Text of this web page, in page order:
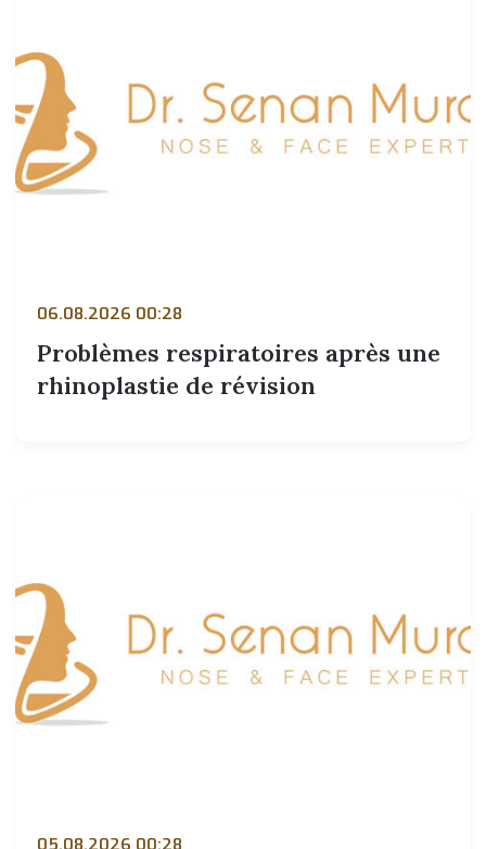
06.08.2026 00:28
Problèmes respiratoires après une
rhinoplastie de révision
05.08.2026 00:28